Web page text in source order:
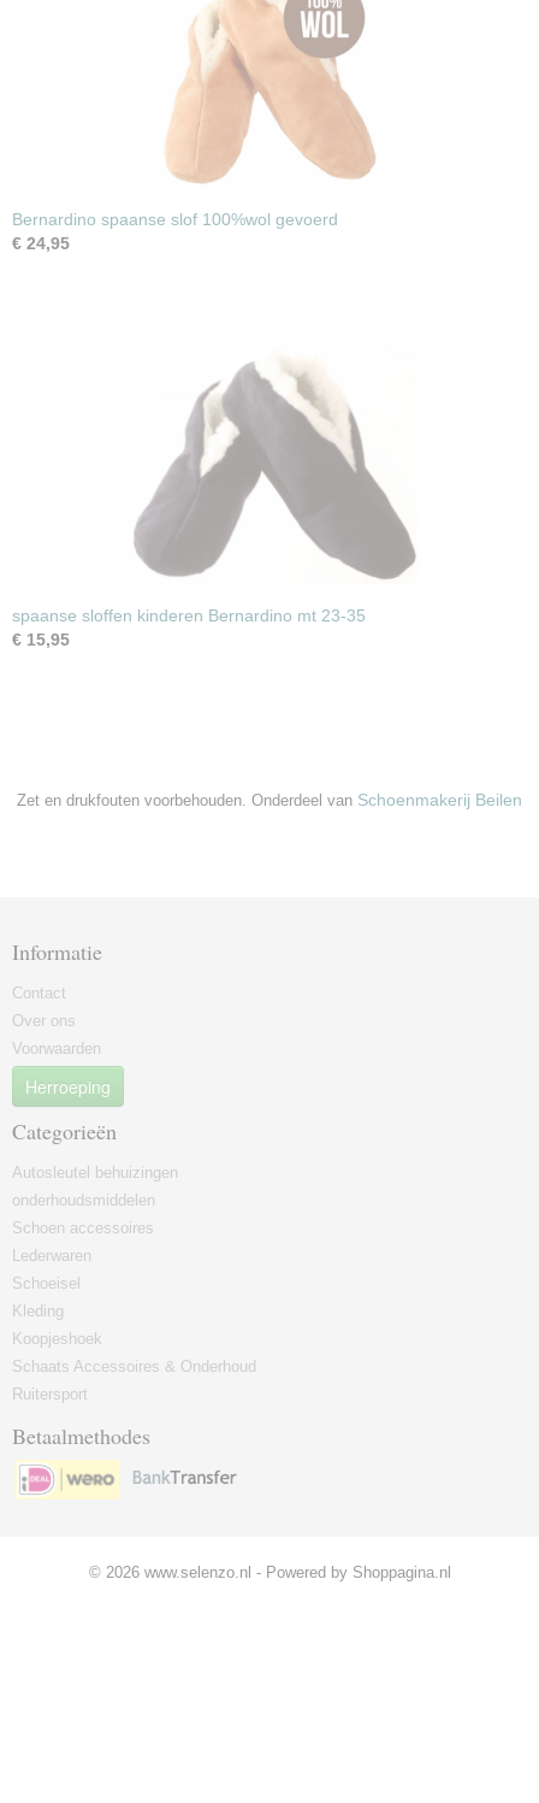
Bernardino spaanse slof 100%wol gevoerd
€ 24,95
spaanse sloffen kinderen Bernardino mt 23-35
€ 15,95
Zet en drukfouten voorbehouden. Onderdeel van Schoenmakerij Beilen
Informatie
Contact
Over ons
Voorwaarden
Herroeping
Categorieën
Autosleutel behuizingen
onderhoudsmiddelen
Schoen accessoires
Lederwaren
Schoeisel
Kleding
Koopjeshoek
Schaats Accessoires & Onderhoud
Ruitersport
Betaalmethodes
© 2026 www.selenzo.nl - Powered by Shoppagina.nl